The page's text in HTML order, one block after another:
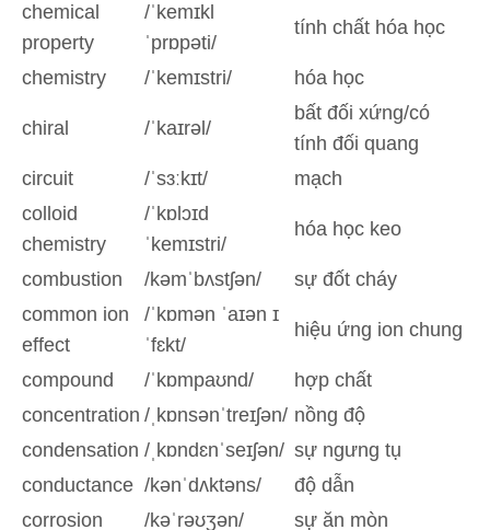
chemical
property
/ˈkemɪkl
ˈprɒpəti/
tính chất hóa học
chemistry /ˈkemɪstri/ hóa học
chiral /ˈkaɪrəl/
bất đối xứng/có
tính đối quang
circuit
/ˈsɜːkɪt/
mạch
colloid
chemistry
/ˈkɒlɔɪd
ˈkemɪstri/
hóa học keo
combustion /kəmˈbʌstʃən/
sự đốt cháy
common ion
effect
/ˈkɒmən ˈaɪən ɪ
ˈfɛkt/
hiệu ứng ion chung
compound /ˈkɒmpaʊnd/
hợp chất
concentration /ˌkɒnsənˈtreɪʃən/ nồng độ
condensation /ˌkɒndɛnˈseɪʃən/ sự ngưng tụ
conductance /kənˈdʌktəns/
độ dẫn
corrosion
/kəˈrəʊʒən/ sự ăn mòn